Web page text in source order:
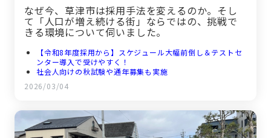
なぜ今、草津市は採用手法を変えるのか。そし
て「人口が増え続ける街」ならではの、挑戦で
きる環境について伺いました。
【令和8年度採用から】スケジュール大幅前倒し＆テストセ
ンター導入で受けやすく！
社会人向けの秋試験や通年募集も実施
若手のアイデアが市政を変える！匿名で出せる「職員提案制
度」のリアル
りが働きやすさの鍵
求職者へのメッセージ
2026/03/04